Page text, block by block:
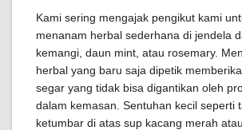
Kami sering mengajak pengikut kami
menanam herbal sederhana di jendela
kemangi, daun mint, atau rosemary.
herbal yang baru saja dipetik
segar yang tidak bisa digantikan oleh
dalam kemasan. Sentuhan kecil seperti
ketumbar di atas sup kacang merah